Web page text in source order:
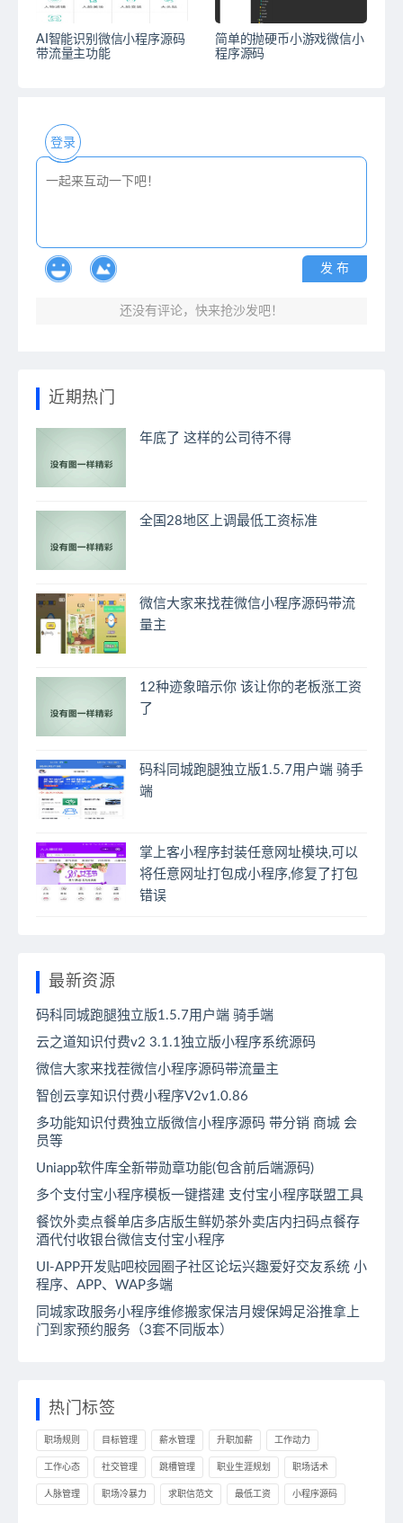
AI智能识别微信小程序源码
带流量主功能
简单的抛硬币小游戏微信小
程序源码
登录
发 布
还没有评论，快来抢沙发吧！
近期热门
年底了 这样的公司待不得
全国28地区上调最低工资标准
微信大家来找茬微信小程序源码带流
量主
12种迹象暗示你 该让你的老板涨工资
了
码科同城跑腿独立版1.5.7用户端 骑手
端
掌上客小程序封装任意网址模块,可以
将任意网址打包成小程序,修复了打包
错误
最新资源
码科同城跑腿独立版1.5.7用户端 骑手端
云之道知识付费v2 3.1.1独立版小程序系统源码
微信大家来找茬微信小程序源码带流量主
智创云享知识付费小程序V2v1.0.86
多功能知识付费独立版微信小程序源码 带分销 商城 会
员等
Uniapp软件库全新带勋章功能(包含前后端源码)
多个支付宝小程序模板一键搭建 支付宝小程序联盟工具
餐饮外卖点餐单店多店版生鲜奶茶外卖店内扫码点餐存
酒代付收银台微信支付宝小程序
UI-APP开发贴吧校园圈子社区论坛兴趣爱好交友系统 小
程序、APP、WAP多端
同城家政服务小程序维修搬家保洁月嫂保姆足浴推拿上
门到家预约服务（3套不同版本）
热门标签
职场规则 目标管理 薪水管理 升职加薪 工作动力
工作心态 社交管理 跳槽管理 职业生涯规划 职场话术
人脉管理 职场冷暴力 求职信范文 最低工资 小程序源码